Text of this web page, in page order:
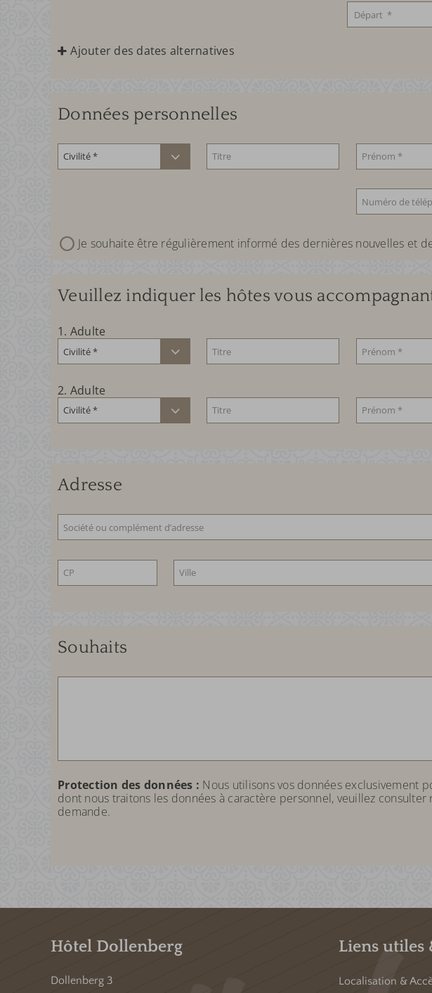
Ajouter des dates alternatives
Données personnelles
Je souhaite être régulièrement informé des dernières nouvelles et
Veuillez indiquer les hôtes vous
1. Adulte
2. Adulte
Adresse
Souhaits
Protection des données : Nous utilisons vos données exclusivement
dont nous traitons les données à caractère personnel, veuillez consulter
demande.
Hôtel Dollenberg
Dollenberg 3
Liens utiles
Localisation &